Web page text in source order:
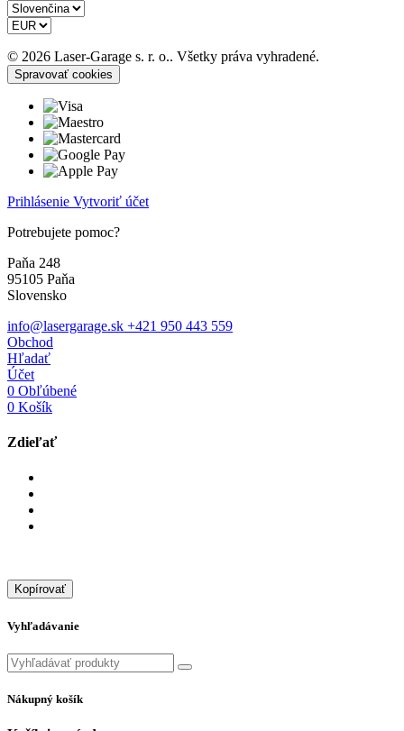
© 2026 Laser-Garage s. r. o.. Všetky práva vyhradené.
Spravovať cookies
Prihlásenie Vytvoriť účet
Potrebujete pomoc?
Paňa 248
95105 Paňa
Slovensko
info@lasergarage.sk +421 950 443 559
Obchod
Hľadať
Účet
0 Obľúbené
0 Košík
Zdieľať
Kopírovať
Vyhľadávanie
Nákupný košík